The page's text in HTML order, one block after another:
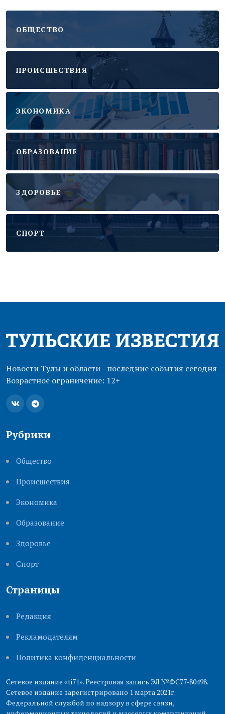
ОБЩЕСТВО
ПРОИСШЕСТВИЯ
ЭКОНОМИКА
ОБРАЗОВАНИЕ
ЗДОРОВЬЕ
CПОРТ
Новости Тулы и области - последние события сегодня
Возрастное ограничение: 12+
Рубрики
Общество
Происшествия
Экономика
Образование
Здоровье
Cпорт
Страницы
Редакция
Рекламодателям
Политика конфиденциальности
Сетевое издание «ti71». Реестровая запись ЭЛ №ФС77-80498.
Сетевое издание зарегистрировано 1 марта 2021г.
Федеральной службой по надзору в сфере связи,